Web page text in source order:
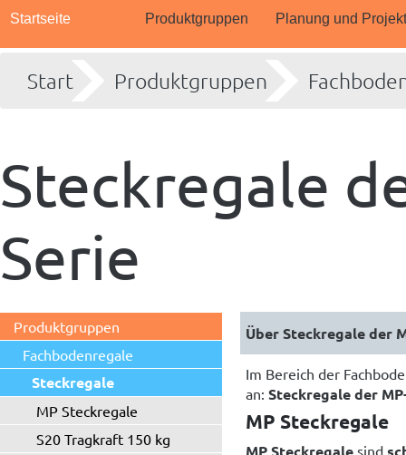
Startseite Produktgruppen Planung und
Start Produktgruppen
Steckregale
Serie
Produktgruppen
Fachbodenregale
Steckregale
MP Steckregale
S20 Tragkraft 150 kg
Im Bereich der
an: Steckregale der
MP Steckregale
sind